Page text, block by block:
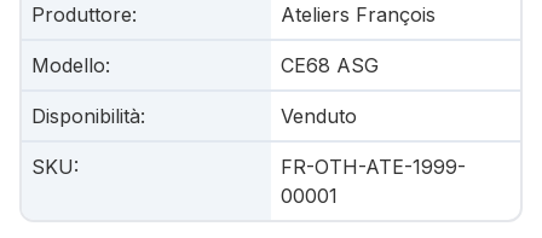
Produttore: Ateliers François
Modello: CE68 ASG
Disponibilità: Venduto
SKU:
FR-OTH-ATE-1999-
00001